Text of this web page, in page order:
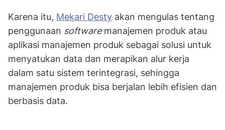
Karena itu, Mekari Desty akan mengulas tentang
penggunaan software manajemen produk atau
aplikasi manajemen produk sebagai solusi untuk
menyatukan data dan merapikan alur kerja
dalam satu sistem terintegrasi, sehingga
manajemen produk bisa berjalan lebih efisien dan
berbasis data.